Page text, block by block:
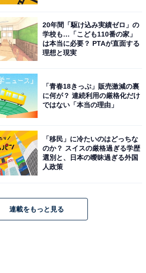
』（横浜市市民局）、「ウィキペデ
フリー百科事典」氷取沢町
田辺 紫 プロフィール
ライター。2001年2月より総合情報
で横浜ガイドを務める。2009年4
検定 横浜ライセンス1級取得。「横浜
て、ブログ、SNSを運営。
18区で「自然が豊かだと思う区」ランキン
1位「緑区」、2位は？
20年間「駆け込み実績ゼロ」の
学校も…「こども110番の家」
は本当に必要？ PTAが直面する
理想と現実
「青春18きっぷ」販売激減の裏
に何が？ 連続利用の厳格化だけ
ではない「本当の理由」
「移民」に冷たいのはどっちな
のか？ スイスの厳格過ぎる学歴
選別と、日本の曖昧過ぎる外国
人政策
連載をもっと見る